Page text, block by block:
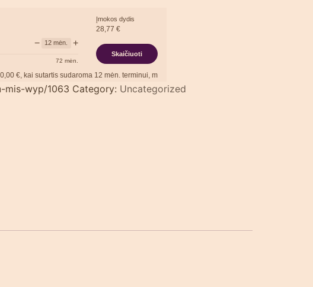
− 12 mėn. +
72 mėn.
Įmokos dydis
28,77 €
Skaičiuoti
sutartis sudaroma12mėn. terminui, metinė palūkanų norma –
mis-wyp/1063 Category: Uncategorized